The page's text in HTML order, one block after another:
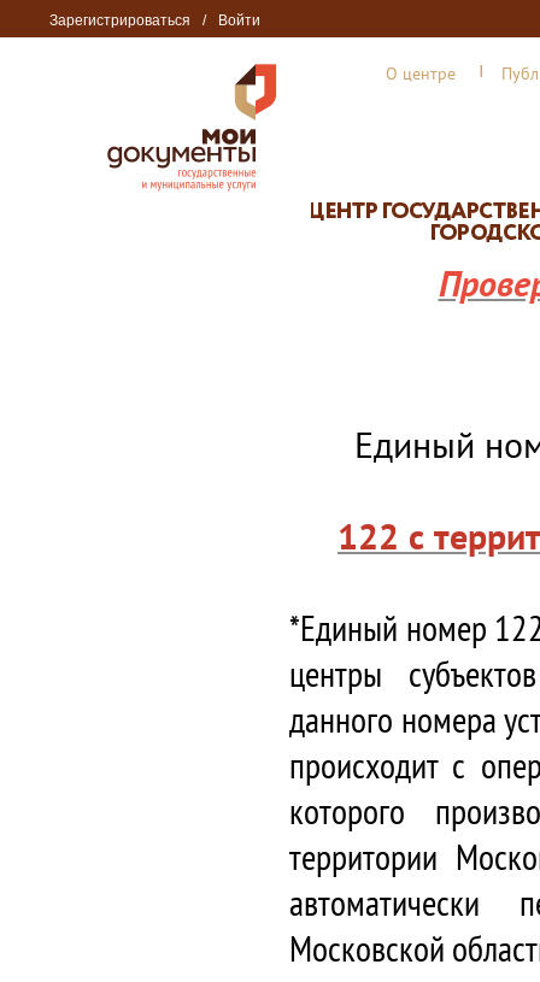
Зарегистрироваться / Войти
О центре
Единый
122 с
*Единый номер
центры
данного номера
происходит с
которого
территории
автоматически
Московской